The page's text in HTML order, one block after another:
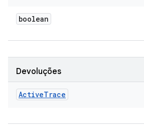
boolean
Devoluções
ActiveTrace